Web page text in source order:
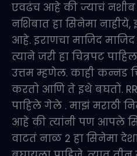
एवढंच आहे की ज्याचं नशीब
नशिबात हा सिनेमा
आहे. इराणचा माजिद माजिद
त्याने जरी हा चित्रपट
उत्तम म्हणेल. काही कन्नड
करतो आणि ते इथे बघतो.
पाहिले गेले . माझं मराठी
आहे की त्यांनी पण आपले
वाटतं नाळ 2 हा सिनेमा